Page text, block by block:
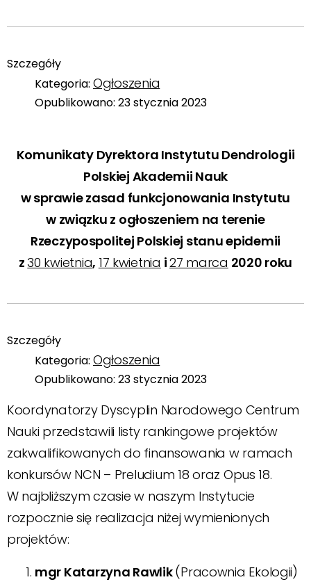
Szczegóły
Kategoria: Ogłoszenia
Opublikowano: 23 stycznia 2023
Komunikaty Dyrektora Instytutu Dendrologii
Polskiej Akademii Nauk
w sprawie zasad funkcjonowania Instytutu
w związku z ogłoszeniem na terenie
Rzeczypospolitej Polskiej stanu epidemii
z 30 kwietnia, 17 kwietnia i27 marca 2020 roku
Szczegóły
Kategoria: Ogłoszenia
Opublikowano: 23 stycznia 2023
Koordynatorzy Dyscyplin Narodowego Centrum
Nauki przedstawili listy rankingowe projektów
zakwalifikowanych do finansowania w ramach
konkursów NCN – Preludium 18 oraz Opus 18.
W najbliższym czasie w naszym Instytucie
rozpocznie się realizacja niżej wymienionych
projektów:
mgr Katarzyna Rawlik(Pracownia Ekologii)